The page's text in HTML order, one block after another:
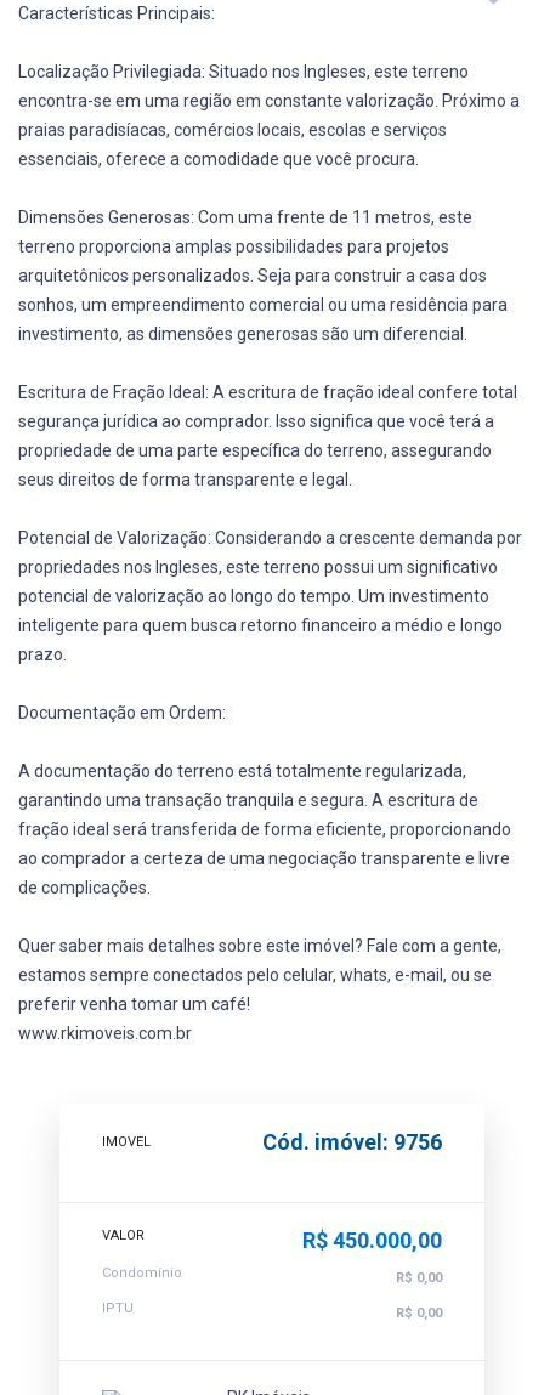
Características Principais:
Localização Privilegiada: Situado nos Ingleses, este terreno
encontra-se em uma região em constante valorização. Próximo a
praias paradisíacas, comércios locais, escolas e serviços
essenciais, oferece a comodidade que você procura.
Dimensões Generosas: Com uma frente de 11 metros, este
terreno proporciona amplas possibilidades para projetos
arquitetônicos personalizados. Seja para construir a casa dos
sonhos, um empreendimento comercial ou uma residência para
investimento, as dimensões generosas são um diferencial.
Escritura de Fração Ideal: A escritura de fração ideal confere total
segurança jurídica ao comprador. Isso significa que você terá a
propriedade de uma parte específica do terreno, assegurando
seus direitos de forma transparente e legal.
Potencial de Valorização: Considerando a crescente demanda por
propriedades nos Ingleses, este terreno possui um significativo
potencial de valorização ao longo do tempo. Um investimento
inteligente para quem busca retorno financeiro a médio e longo
prazo.
Documentação em Ordem:
A documentação do terreno está totalmente regularizada,
garantindo uma transação tranquila e segura. A escritura de
fração ideal será transferida de forma eficiente, proporcionando
ao comprador a certeza de uma negociação transparente e livre
de complicações.
Quer saber mais detalhes sobre este imóvel? Fale com a gente,
estamos sempre conectados pelo celular, whats, e-mail, ou se
preferir venha tomar um café!
www.rkimoveis.com.br
IMOVEL Cód. imóvel: 9756
VALOR R$ 450.000,00
Condomínio
R$ 0,00
IPTU
R$ 0,00